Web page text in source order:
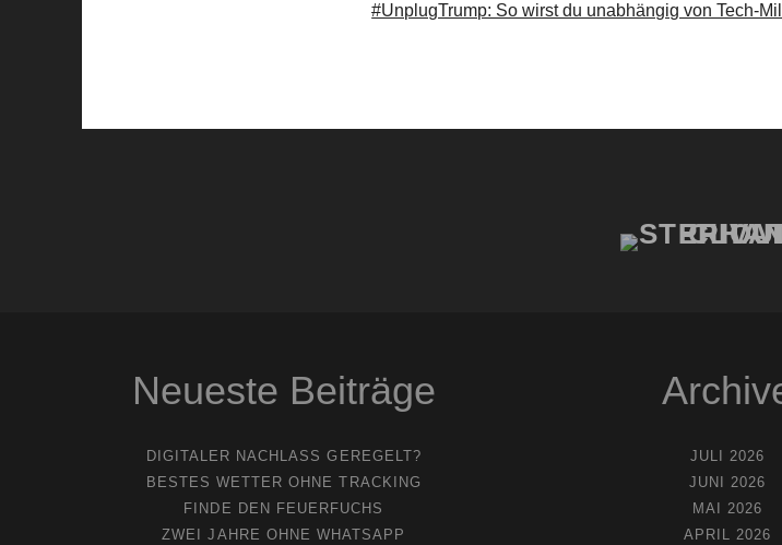
#UnplugTrump: So wirst du unabhängig von Tech-
Neueste Beiträge
DIGITALER NACHLASS GEREGELT?
BESTES WETTER OHNE TRACKING
FINDE DEN FEUERFUCHS
ZWEI JAHRE OHNE WHATSAPP
JULI 2026
JUNI 2026
MAI 2026
APRIL 2026